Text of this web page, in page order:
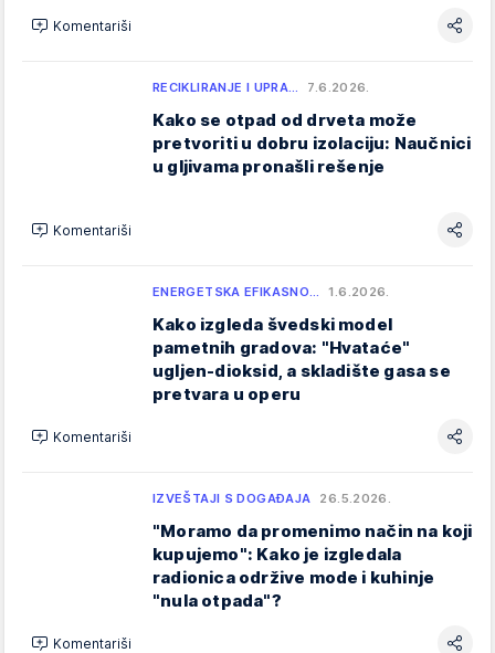
Komentariši
RECIKLIRANJE I UPRA… 7.6.2026.
Kako se otpad od drveta može
pretvoriti u dobru izolaciju: Naučnici
u gljivama pronašli rešenje
Komentariši
ENERGETSKA EFIKASNO… 1.6.2026.
Kako izgleda švedski model
pametnih gradova: "Hvataće"
ugljen-dioksid, a skladište gasa se
pretvara u operu
Komentariši
IZVEŠTAJI S DOGAĐAJA 26.5.2026.
"Moramo da promenimo način na koji
kupujemo": Kako je izgledala
radionica održive mode i kuhinje
"nula otpada"?
Komentariši